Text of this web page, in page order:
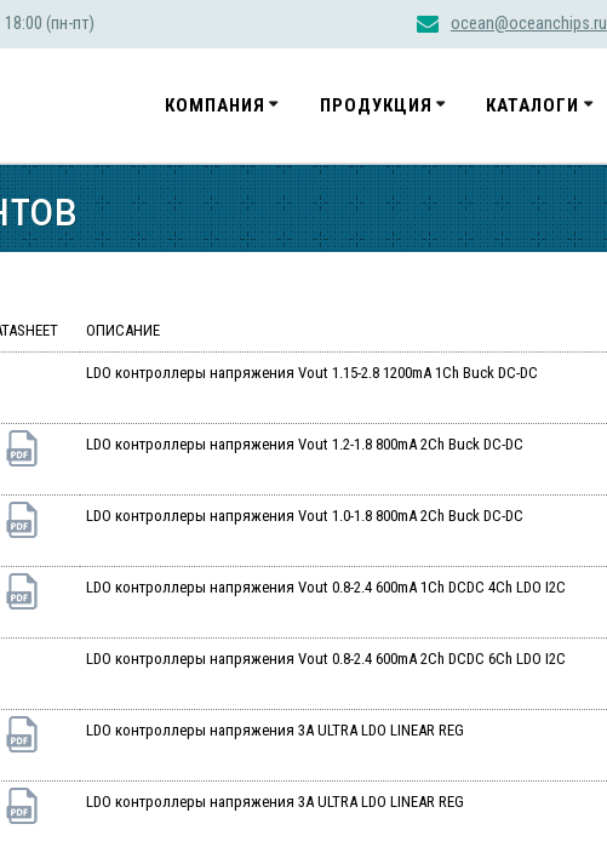
(пн-пт) ocean@oceanchips.ru
КОМПАНИЯ ПРОДУКЦИЯ КАТАЛОГИ
ОПИСАНИЕ
LDO контроллеры напряжения Vout 1.15-2.8 1200mA 1Ch Buck DC-DC
LDO контроллеры напряжения Vout 1.2-1.8 800mA 2Ch Buck DC-DC
LDO контроллеры напряжения Vout 1.0-1.8 800mA 2Ch Buck DC-DC
LDO контроллеры напряжения Vout 0.8-2.4 600mA 1Ch DCDC 4Ch LDO I2C
LDO контроллеры напряжения Vout 0.8-2.4 600mA 2Ch DCDC 6Ch LDO I2C
LDO контроллеры напряжения 3A ULTRA LDO LINEAR REG
LDO контроллеры напряжения 3A ULTRA LDO LINEAR REG